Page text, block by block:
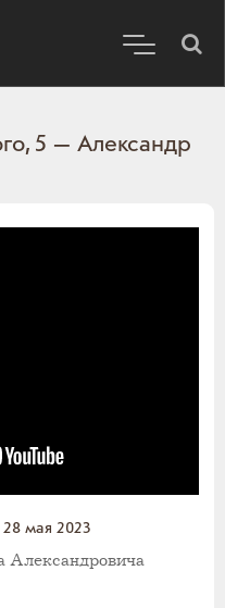
5 — Александр
28 мая 2023
Александровича